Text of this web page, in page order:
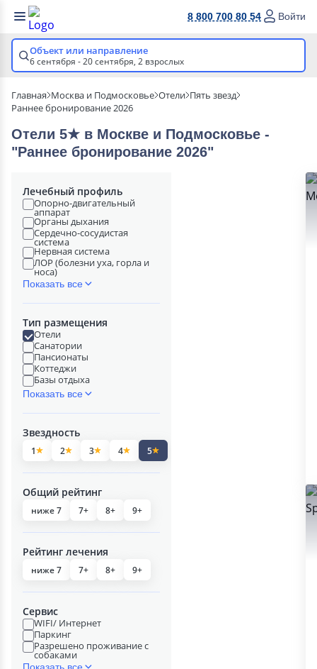
8 800 700 80 54 Войти
Объект или направление
6 сентября - 20 сентября, 2 взрослых
Главная Москва и Подмосковье Отели Пять звезд
Раннее бронирование 2026
Отели 5★ в Москве и Подмосковье -
"Раннее бронирование 2026"
Лечебный профиль
Опорно-двигательный
аппарат
Органы дыхания
Сердечно-сосудистая
система
Нервная система
ЛОР (болезни уха, горла и
носа)
Показать все
Тип размещения
Отели
Санатории
Пансионаты
Коттеджи
Базы отдыха
Показать все
Звездность
1 2 3 4 5
Общий рейтинг
ниже 7 7+ 8+ 9+
Рейтинг лечения
ниже 7 7+ 8+ 9+
Сервис
WIFI/ Интернет
Паркинг
Разрешено проживание с
собаками